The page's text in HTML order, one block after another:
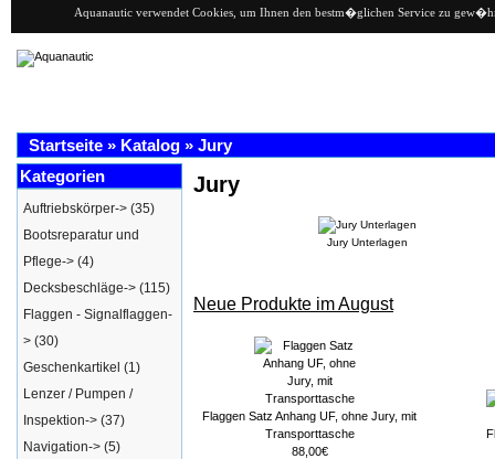
Aquanautic verwendet Cookies, um Ihnen den bestm�glichen Service zu
Startseite » Katalog » Jury
Jury
Jury Unterlagen
Neue Produkte im August
Flaggen Satz Anhang UF, ohne Jury, mit
Transporttasche
88,00€
Kategorien
Auftriebskörper-> (35)
Bootsreparatur und
Pflege-> (4)
Decksbeschläge-> (115)
Flaggen - Signalflaggen-
> (30)
Geschenkartikel (1)
Lenzer / Pumpen /
Inspektion-> (37)
Navigation-> (5)